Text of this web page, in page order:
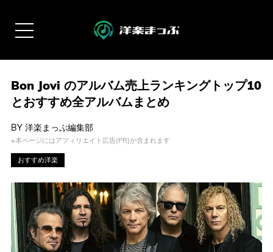
Bon Jovi のアルバム売上ランキングトップ10
とおすすめ全アルバムまとめ
BY 洋楽まっぷ編集部
※本ページにはアフィリエイト広告(PR)が含まれます
おすすめ洋楽